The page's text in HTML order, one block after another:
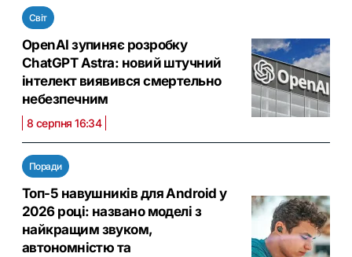
Світ
OpenAI зупиняє розробку
ChatGPT Astra: новий штучний
інтелект виявився смертельно
небезпечним
8 серпня 16:34
Поради
Топ-5 навушників для Android у
2026 році: названо моделі з
найкращим звуком,
автономністю та